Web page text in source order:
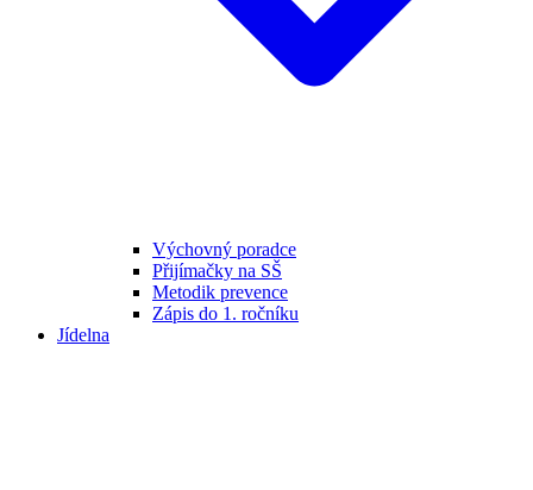
Výchovný poradce
Přijímačky na SŠ
Metodik prevence
Zápis do 1. ročníku
Jídelna